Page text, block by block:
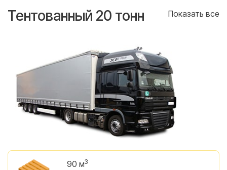
Тентованный 20 тонн Показать все
90 м3